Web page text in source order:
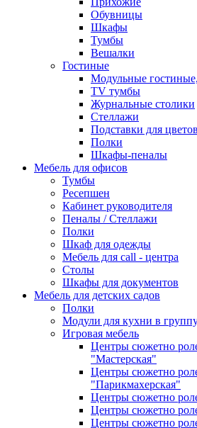
Обувницы
Шкафы
Тумбы
Вешалки
Гостиные
Модульные
TV тумбы
Журнальные столики
Стеллажи
Подставки для цветов
Полки
Шкафы-пеналы
Мебель для офисов
Тумбы
Ресепшен
Кабинет руководителя
Пеналы / Стеллажи
Полки
Шкаф для одежды
Мебель для call - центра
Столы
Шкафы для документов
Мебель для детских садов
Полки
Модули для кухни в
Игровая мебель
Центры сюжетно
"Мастерская"
Центры сюжетно
"Парикмахерская"
Центры сюжетно
Центры сюжетно
Центры сюжетно